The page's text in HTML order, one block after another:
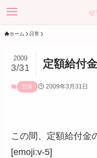
ホーム 日常
定額給付金
2009
3/31
日常 2009年3月31日
この間、定額給付金
[emoji:v-5]